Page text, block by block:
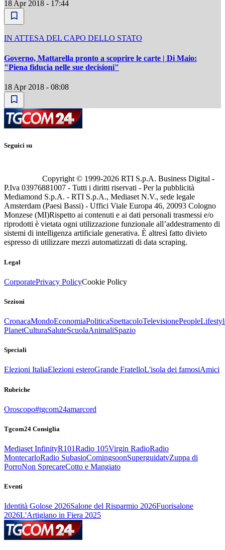
18 Apr 2018 - 17:44
IN ATTESA DEL CAPO DELLO STATO
Governo, Mattarella pronto a scoprire le carte | Di Maio:
"Piena fiducia nelle sue decisioni"
18 Apr 2018 - 08:08
Seguici su
Copyright © 1999-2026 RTI S.p.A. Business Digital -
P.Iva 03976881007 - Tutti i diritti riservati - Per la pubblicità
Mediamond S.p.A. - RTI S.p.A., Mediaset N.V., sede legale
Amsterdam (Paesi Bassi) - Uffici Viale Europa 46, 20093 Cologno
Monzese (MI)Rispetto ai contenuti e ai dati personali trasmessi e/o
riprodotti è vietata ogni utilizzazione funzionale all’addestramento di
sistemi di intelligenza artificiale generativa. È altresì fatto divieto
espresso di utilizzare mezzi automatizzati di data scraping.
Legal
CorporatePrivacy PolicyCookie Policy
Sezioni
CronacaMondoEconomiaPoliticaSpettacoloTelevisionePeople
PlanetCulturaSaluteScuolaAnimaliSpazio
Speciali
Elezioni ItaliaElezioni esteroGrande FratelloL'isola dei famosiAmici
Rubriche
Oroscopo#tgcom24amarcord
Tgcom24 Consiglia
Mediaset InfinityR101Radio 105Virgin RadioRadio
MontecarloRadio SubasioComingsoonSuperguidatvZuppa di
PorroNon SprecareCotto e Mangiato
Eventi
Identità Golose 2026Salone del Risparmio 2026Fuorisalone
2026L'Artigiano in Fiera 2025